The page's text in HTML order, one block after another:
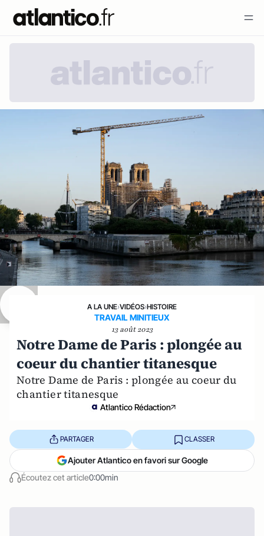
A LA UNE›VIDÉOS›HISTOIRE
TRAVAIL MINITIEUX
13 août 2023
Notre Dame de Paris : plongée au
coeur du chantier titanesque
Notre Dame de Paris : plongée au coeur du
chantier titanesque
Atlantico Rédaction
Écoutez cet article0:00min
PARTAGER CLASSER
Ajouter Atlantico en favori sur Google